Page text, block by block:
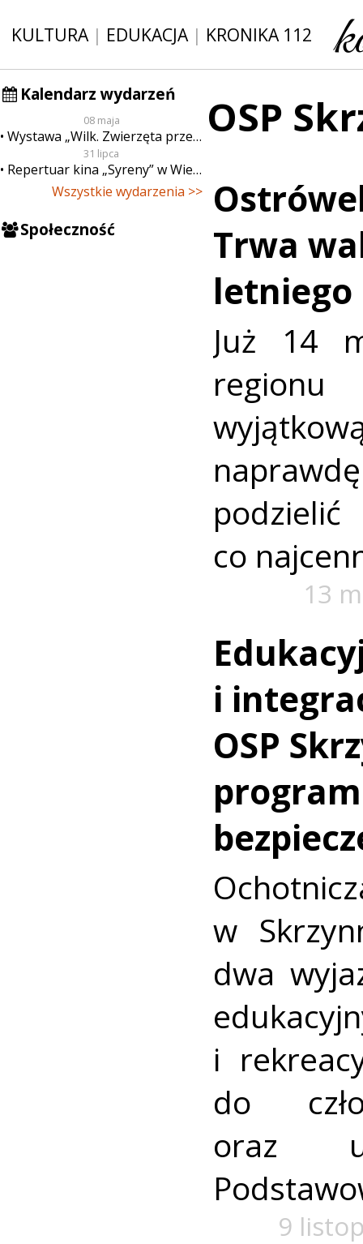
KULTURA| EDUKACJA| KRONIKA 112
Kalendarz wydarzeń
08 maja
Wystawa „Wilk. Zwierzęta przeklęte”
31 lipca
Repertuar kina „Syreny” w Wieluniu w dn. od 31 lipca do 6 sierpnia
Wszystkie wydarzenia >>
Społeczność
OSP
Trwa
letniego
Już 14
co
13
i
OSP
w
dwa
i
do
oraz
9